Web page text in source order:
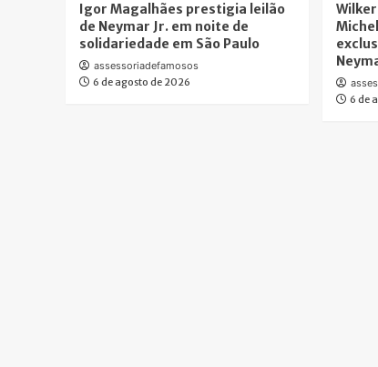
Igor Magalhães prestigia leilão
de Neymar Jr. em noite de
solidariedade em São Paulo
assessoriadefamosos
6 de agosto de 2026
6 de